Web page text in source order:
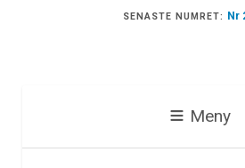
SENASTE NUMRET: Nr
Meny